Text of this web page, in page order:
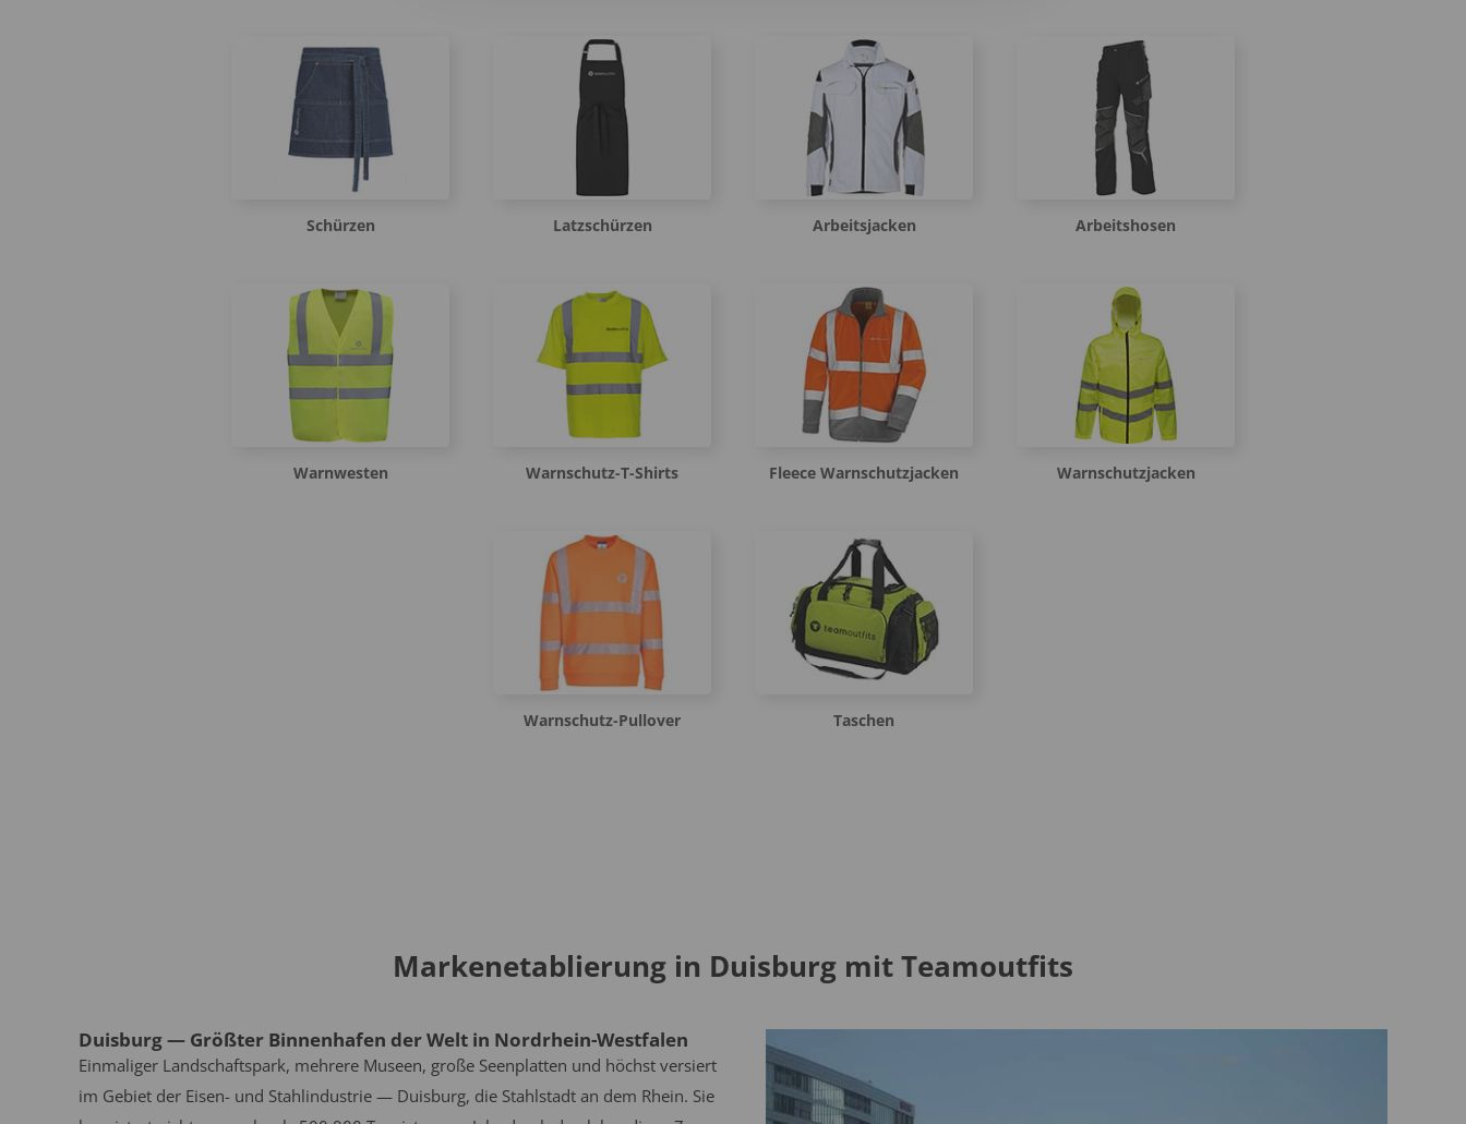
Schürzen Latzschürzen Arbeitsjacken Arbeitshosen
Warnwesten Warnschutz-T-Shirts Fleece Warnschutzjacken Warnschutzjacken
Warnschutz-Pullover Taschen
Markenetablierung in Duisburg mit Teamoutfits
Duisburg — Größter Binnenhafen der Welt in Nordrhein-Westfalen
Einmaliger Landschaftspark, mehrere Museen, große Seenplatten und höchst versiert
im Gebiet der Eisen- und Stahlindustrie — Duisburg, die Stahlstadt an dem Rhein. Sie